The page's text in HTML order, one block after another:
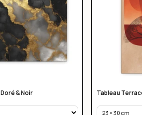
& Noir Tableau